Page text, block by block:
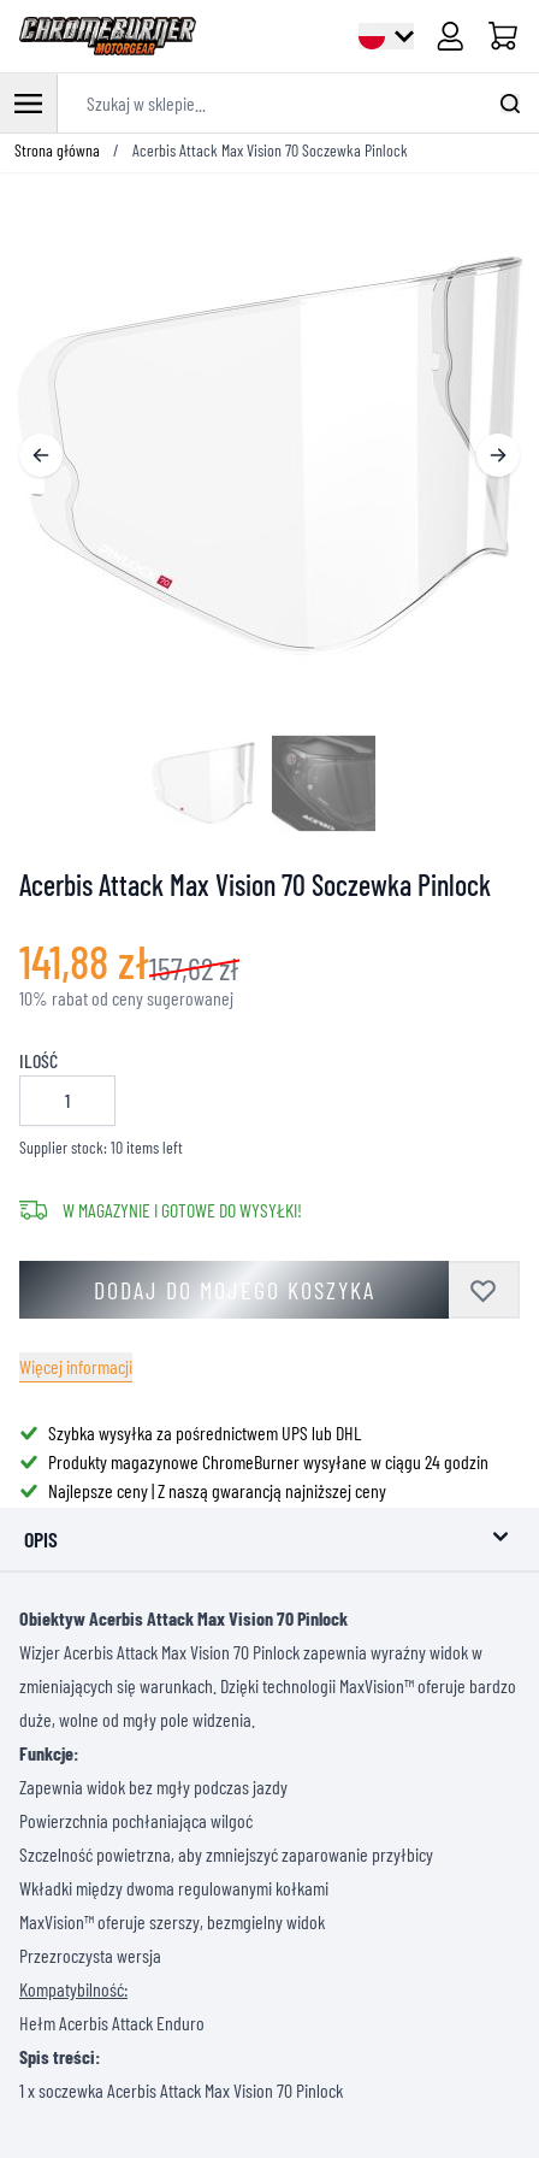
Cart
Przejdź do treści
Strona główna / Acerbis Attack Max Vision 70 Soczewka Pinlock
Acerbis Attack Max Vision 70 Soczewka Pinlock
141,88 zł157,62 zł
10% rabat od ceny sugerowanej
ILOŚĆ
Supplier stock: 10 items left
W MAGAZYNIE I GOTOWE DO WYSYŁKI!
DODAJ DO MOJEGO KOSZYKA
Więcej informacji
Szybka wysyłka za pośrednictwem UPS lub DHL
Produkty magazynowe ChromeBurner wysyłane w ciągu 24 godzin
Najlepsze ceny | Z naszą gwarancją najniższej ceny
OPIS
Obiektyw Acerbis Attack Max Vision 70 Pinlock
Wizjer Acerbis Attack Max Vision 70 Pinlock zapewnia wyraźny widok w
zmieniających się warunkach. Dzięki technologii MaxVision™ oferuje bardzo
duże, wolne od mgły pole widzenia.
Funkcje:
Zapewnia widok bez mgły podczas jazdy
Powierzchnia pochłaniająca wilgoć
Szczelność powietrzna, aby zmniejszyć zaparowanie przyłbicy
Wkładki między dwoma regulowanymi kołkami
MaxVision™ oferuje szerszy, bezmgielny widok
Przezroczysta wersja
Kompatybilność:
Hełm Acerbis Attack Enduro
Spis treści:
1 x soczewka Acerbis Attack Max Vision 70 Pinlock